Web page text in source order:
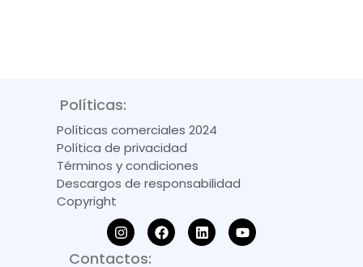
Políticas:
Políticas comerciales 2024
Política de privacidad
Términos y condiciones
Descargos de responsabilidad
Copyright
Contactos: